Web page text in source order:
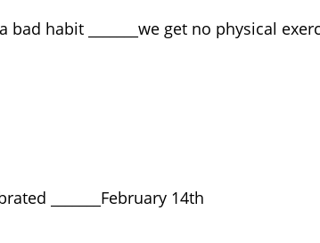
habit _______we get no physical
_______February 14th